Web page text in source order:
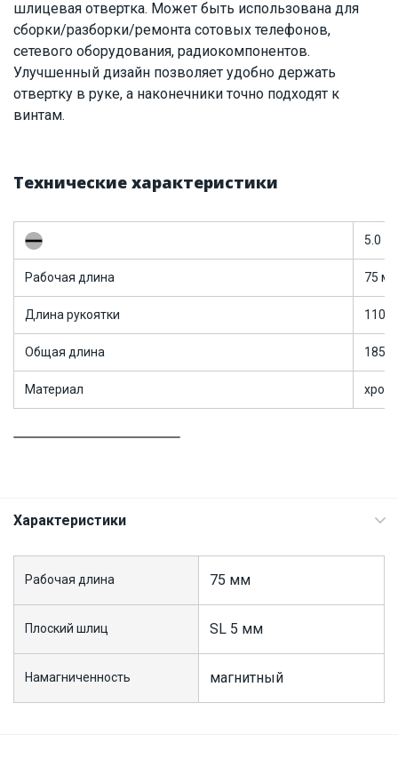
Днепр
ID:5882 0.055 кг
шлицевая отвертка. Может быть использована для
сборки/разборки/ремонта сотовых телефонов,
сетевого оборудования, радиокомпонентов.
Улучшенный дизайн позволяет удобно держать
отвертку в руке, а наконечники точно подходят к
винтам.
Технические характеристики
5.0
Рабочая длина 75 мм
Длина рукоятки 110
Общая длина 185
Материал
Характеристики
Рабочая длина 75 мм
Плоский шлиц SL 5 мм
Намагниченность магнитный